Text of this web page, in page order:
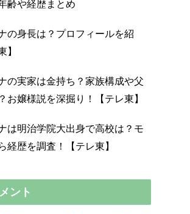
齢や経歴まとめ
の身長は？プロフィールを紹
】
の実家は金持ち？家族構成や父
お嬢様説を深掘り！【テレ東】
は明治学院大出身で高校は？モ
経歴を調査！【テレ東】
ント